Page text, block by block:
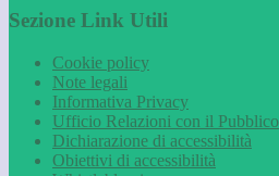
Sezione Link Utili
Cookie policy
Note legali
Informativa Privacy
Ufficio Relazioni con il Pubblico
Dichiarazione di accessibilità
Obiettivi di accessibilità